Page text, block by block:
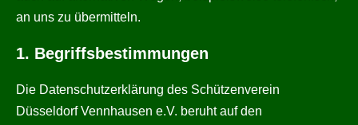
an uns zu übermitteln.
1. Begriffsbestimmungen
Die Datenschutzerklärung des Schützenverein
Düsseldorf Vennhausen e.V. beruht auf den